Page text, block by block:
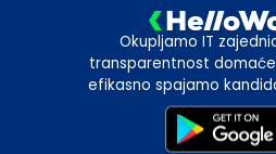
Okupljamo IT
transparentnost
efikasno spajamo